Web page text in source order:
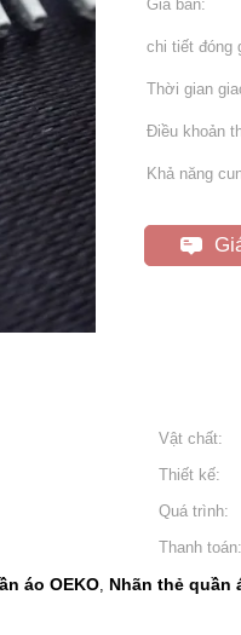
Giá bán:
chi tiết đóng
Thời gian
Điều khoản
Khả năng
Vật chất:
Thiết kế:
Quá trình:
Thanh toán:
áo OEKO, Nhãn thẻ quần